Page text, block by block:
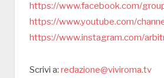
https://www.facebook.com/
https://www.youtube.com/
https://www.instagram.com/
Scrivi a: redazione@viviroma.tv